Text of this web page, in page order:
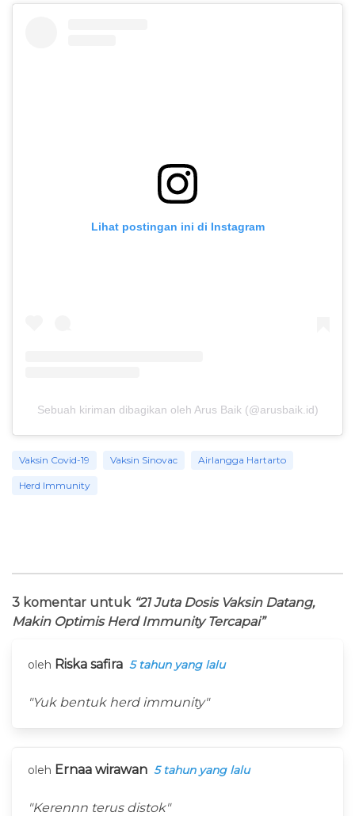
Lihat postingan ini di Instagram
Sebuah kiriman dibagikan oleh Arus Baik (@arusbaik.id)
Vaksin Covid-19 Vaksin Sinovac Airlangga Hartarto
Herd Immunity
3 komentar untuk “21 Juta Dosis Vaksin Datang,
Makin Optimis Herd Immunity Tercapai”
oleh Riska safira 5 tahun yang lalu
"Yuk bentuk herd immunity"
oleh Ernaa wirawan 5 tahun yang lalu
"Kerennn terus distok"